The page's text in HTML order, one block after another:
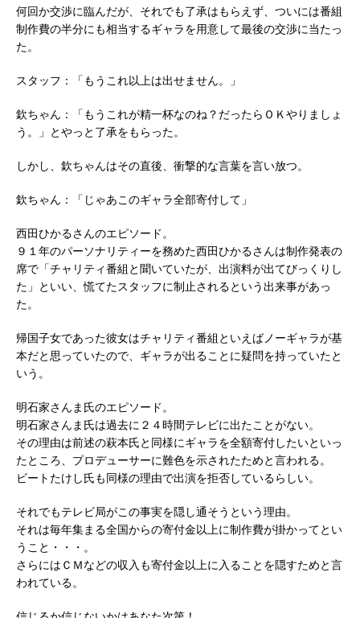
何回か交渉に臨んだが、それでも了承はもらえず、ついには番組
制作費の半分にも相当するギャラを用意して最後の交渉に当たっ
た。
スタッフ：「もうこれ以上は出せません。」
欽ちゃん：「もうこれが精一杯なのね？だったらＯＫやりましょ
う。」とやっと了承をもらった。
しかし、欽ちゃんはその直後、衝撃的な言葉を言い放つ。
欽ちゃん：「じゃあこのギャラ全部寄付して」
西田ひかるさんのエピソード。
９１年のパーソナリティーを務めた西田ひかるさんは制作発表の
席で「チャリティ番組と聞いていたが、出演料が出てびっくりし
た」といい、慌てたスタッフに制止されるという出来事があっ
た。
帰国子女であった彼女はチャリティ番組といえばノーギャラが基
本だと思っていたので、ギャラが出ることに疑問を持っていたと
いう。
明石家さんま氏のエピソード。
明石家さんま氏は過去に２４時間テレビに出たことがない。
その理由は前述の萩本氏と同様にギャラを全額寄付したいといっ
たところ、プロデューサーに難色を示されたためと言われる。
ビートたけし氏も同様の理由で出演を拒否しているらしい。
それでもテレビ局がこの事実を隠し通そうという理由。
それは毎年集まる全国からの寄付金以上に制作費が掛かってとい
うこと・・・。
さらにはＣＭなどの収入も寄付金以上に入ることを隠すためと言
われている。